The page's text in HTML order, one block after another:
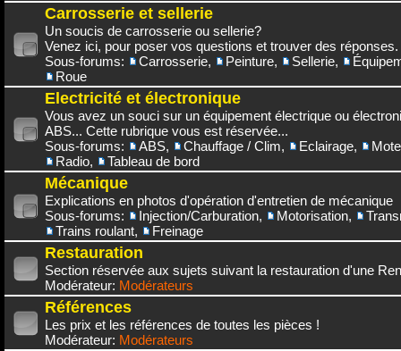
Carrosserie et sellerie
Un soucis de carrosserie ou sellerie?
Venez ici, pour poser vos questions et trouver des réponses.
Sous-forums:
Carrosserie, Peinture, Sellerie,
Roue
Electricité et électronique
Vous avez un souci sur un équipement électrique ou
ABS... Cette rubrique vous est réservée...
Sous-forums:
ABS, Chauffage / Clim, Eclairage,
Radio, Tableau de bord
Mécanique
Explications en photos d'opération d'entretien de mécanique
Sous-forums:
Injection/Carburation, Motorisation,
Trains roulant, Freinage
Restauration
Section réservée aux sujets suivant la restauration d'une
Modérateur: Modérateurs
Références
Les prix et les références de toutes les pièces !
Modérateur: Modérateurs